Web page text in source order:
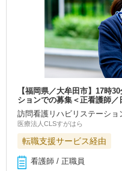
【福岡県／大牟田市】17時
ションでの募集＜正看護師／
訪問看護リハビリステーショ
医療法人CLSすがはら
転職支援サービス経由
看護師 / 正職員